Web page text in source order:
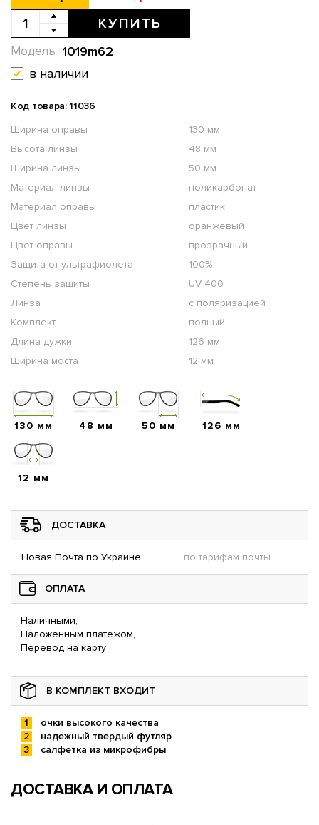
КУПИТЬ
1019m62
Модель
в наличии
Код товара: 11036
Ширина оправы
130 мм
Высота линзы
48 мм
Ширина линзы
50 мм
Материал линзы
поликарбонат
Материал оправы
пластик
Цвет линзы
оранжевый
Цвет оправы
прозрачный
Защита от ультрафиолета
100%
Степень защиты
UV 400
Линза
с поляризацией
Комплект
полный
Длина дужки
126 мм
Ширина моста
12 мм
130 мм 48 мм 50 мм 126 мм
12 мм
ДОСТАВКА
Новая Почта по Украине по тарифам почты
ОПЛАТА
Наличными,
Наложенным платежом,
Перевод на карту
В КОМПЛЕКТ ВХОДИТ
очки высокого качества
надежный твердый футляр
салфетка из микрофибры
ДОСТАВКА И ОПЛАТА